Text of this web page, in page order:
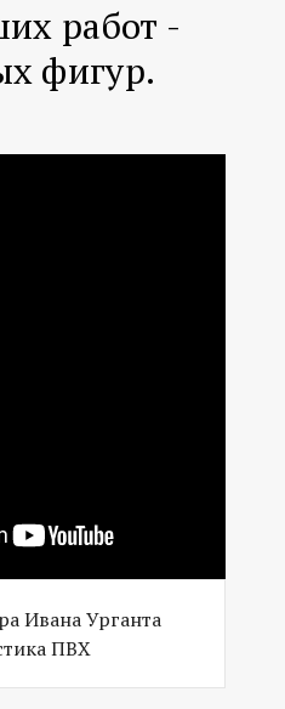
работ -
фигур.
Ивана Урганта
ПВХ